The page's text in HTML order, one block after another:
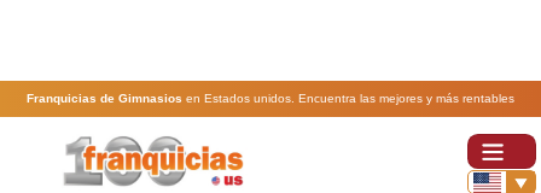
Franquicias de Gimnasios en Estados unidos. Encuentra las mejores y más rentables
franquicias de Gimnasios . Abre tu negocio a través de una franquicia barata, rentable y